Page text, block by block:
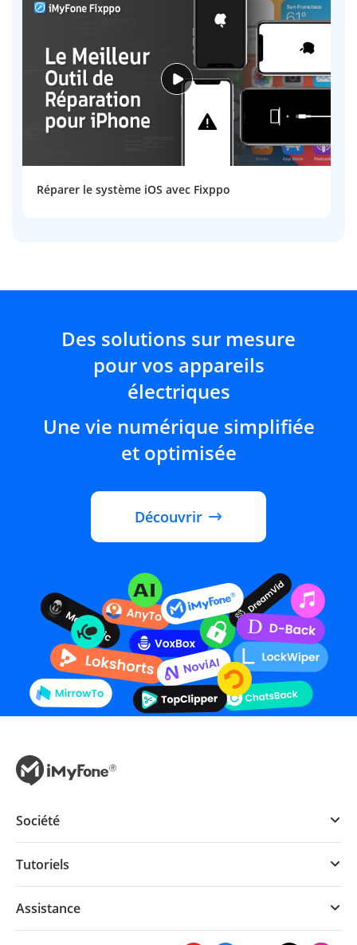
Réparer le système iOS avec Fixppo
Des solutions sur mesure
pour vos appareils
électriques
Une vie numérique simplifiée
et optimisée
Découvrir
Société
Tutoriels
Assistance